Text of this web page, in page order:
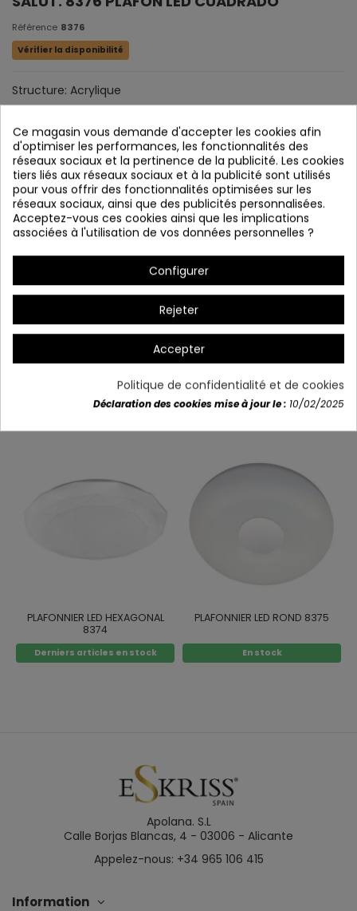
Référence 8376
Vérifier la disponibilité
Structure: Acrylique
IP: 20
LM: 2560 lm
Mesures: Largeur: 50 cm 日本語 Largo: 50 cm
(EXCLUDED PARTICULAR)
Détails du produit
Vous aimerez aussi
PLAFONNIER LED HEXAGONAL
8374
Derniers articles en stock
PLAFONNIER LED ROND 8375
En stock
Apolana. S.L
Calle Borjas Blancas, 4 - 03006 - Alicante
Appelez-nous: +34 965 106 415
Information
Ce magasin vous demande d'accepter les cookies afin
d'optimiser les performances, les fonctionnalités des
réseaux sociaux et la pertinence de la publicité. Les cookies
tiers liés aux réseaux sociaux et à la publicité sont utilisés
pour vous offrir des fonctionnalités optimisées sur les
réseaux sociaux, ainsi que des publicités personnalisées.
Acceptez-vous ces cookies ainsi que les implications
associées à l'utilisation de vos données personnelles ?
Configurer
Rejeter
Accepter
Politique de confidentialité et de cookies
Déclaration des cookies mise à jour le : 10/02/2025